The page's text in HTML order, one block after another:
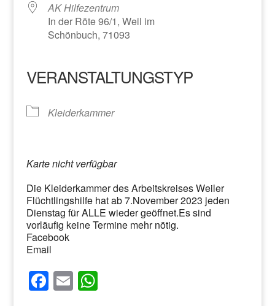
AK Hilfezentrum
In der Röte 96/1, Weil im
Schönbuch, 71093
VERANSTALTUNGSTYP
Kleiderkammer
Karte nicht verfügbar
Die Kleiderkammer des Arbeitskreises Weiler
Flüchtlingshilfe hat ab 7.November 2023 jeden
Dienstag für ALLE wieder geöffnet.Es sind
vorläufig keine Termine mehr nötig.
Facebook
Email
F E W